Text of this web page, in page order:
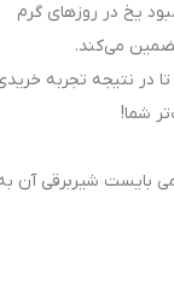
کیلویی مباشی دیگر نگران کمبود یخ در روزهای گرم
تضمین می‌کند.
می‌شود تا در نتیجه تجربه
شما!
بایست شیربرقی آن